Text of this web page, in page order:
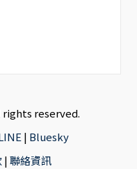
rights reserved.
| Bluesky
|聯絡資訊